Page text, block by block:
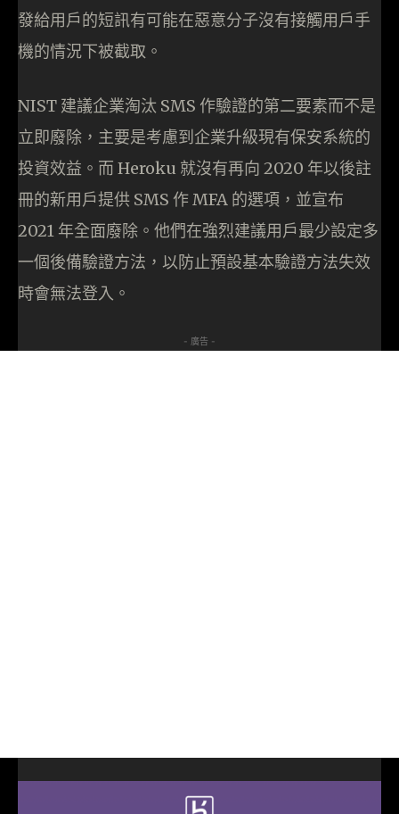
發給用戶的短訊有可能在惡意分子沒有接觸用戶手
機的情況下被截取。
NIST 建議企業淘汰 SMS 作驗證的第二要素而不是
立即廢除，主要是考慮到企業升級現有保安系統的
投資效益。而 Heroku 就沒有再向 2020 年以後註
冊的新用戶提供 SMS 作 MFA 的選項，並宣布
2021 年全面廢除。他們在強烈建議用戶最少設定多
一個後備驗證方法，以防止預設基本驗證方法失效
時會無法登入。
- 廣告 -